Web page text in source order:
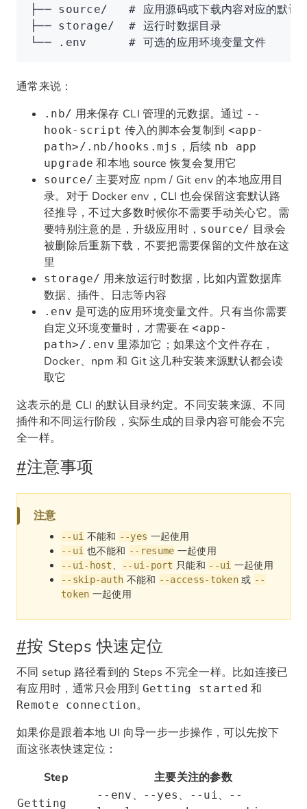
├── source/   # 应用源码或下载内容对应的默认
├── storage/  # 运行时数据目录
└── .env      # 可选的应用环境变量文件
通常来说：
.nb/ 用来保存 CLI 管理的元数据。通过 --
hook-script 传入的脚本会复制到 <app-
path>/.nb/hooks.mjs ，后续 nb app
upgrade 和本地 source 恢复会复用它
source/ 主要对应 npm / Git env 的本地应用目
录。对于 Docker env，CLI 也会保留这套默认路
径推导，不过大多数时候你不需要手动关心它。需
要特别注意的是，升级应用时， source/ 目录会
被删除后重新下载，不要把需要保留的文件放在这
里
storage/ 用来放运行时数据，比如内置数据库
数据、插件、日志等内容
.env 是可选的应用环境变量文件。只有当你需要
自定义环境变量时，才需要在<app-
path>/.env 里添加它；如果这个文件存在，
Docker、npm 和 Git 这几种安装来源默认都会读
取它
这表示的是 CLI 的默认目录约定。不同安装来源、不同
插件和不同运行阶段，实际生成的目录内容可能会不完
全一样。
#注意事项
注意
--ui 不能和 --yes 一起使用
--ui 也不能和 --resume 一起使用
--ui-host、 --ui-port 只能和 --ui 一起使用
--skip-auth 不能和 --access-token 或 --
token 一起使用
#按 Steps 快速定位
不同 setup 路径看到的 Steps 不完全一样。比如连接已
有应用时，通常只会用到 Getting started 和
Remote connection。
如果你是跟着本地 UI 向导一步一步操作，可以先按下
面这张表快速定位：
Step
主要关注的参数
Getting
--env 、 --yes 、 --ui、
--